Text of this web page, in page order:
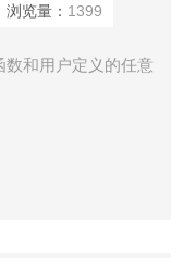
浏览量： 1399
数​和​用​户​定​义​的​任​意​